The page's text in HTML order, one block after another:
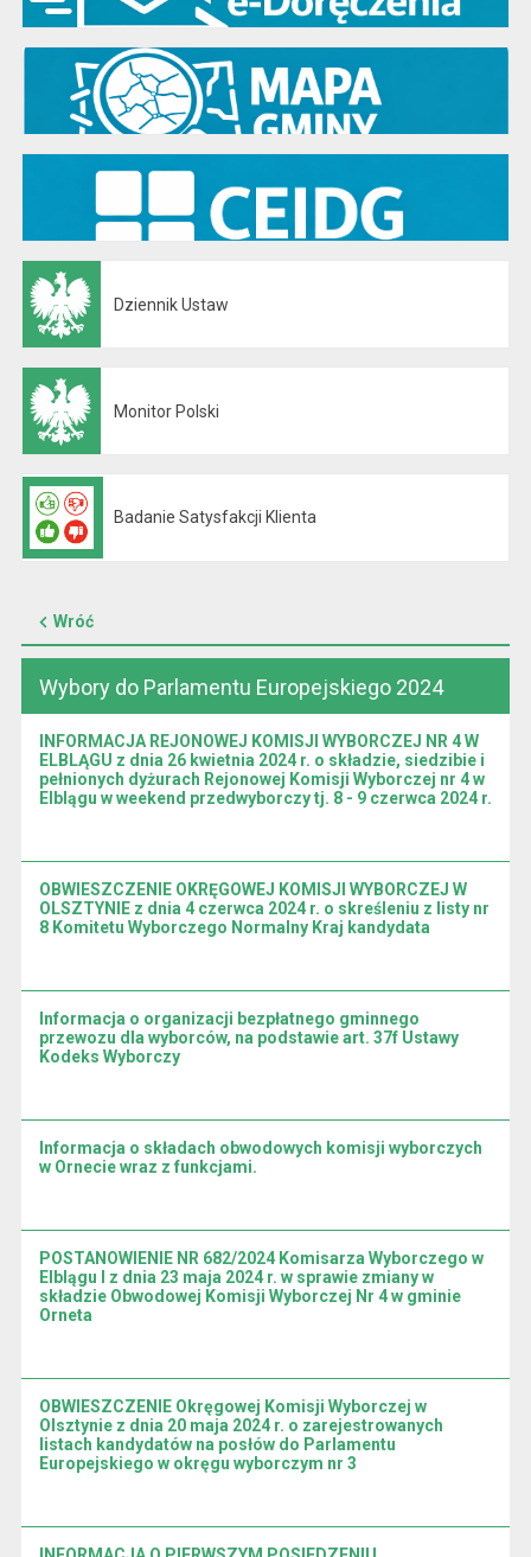
Dziennik Ustaw
Monitor Polski
Badanie Satysfakcji Klienta
Wróć
Wybory do Parlamentu Europejskiego 2024
INFORMACJA REJONOWEJ KOMISJI WYBORCZEJ NR 4 W
ELBLĄGU z dnia 26 kwietnia 2024 r. o składzie, siedzibie i
pełnionych dyżurach Rejonowej Komisji Wyborczej nr 4 w
Elblągu w weekend przedwyborczy tj. 8 - 9 czerwca 2024 r.
OBWIESZCZENIE OKRĘGOWEJ KOMISJI WYBORCZEJ W
OLSZTYNIE z dnia 4 czerwca 2024 r. o skreśleniu z listy nr
8 Komitetu Wyborczego Normalny Kraj kandydata
Informacja o organizacji bezpłatnego gminnego
przewozu dla wyborców, na podstawie art. 37f Ustawy
Kodeks Wyborczy
Informacja o składach obwodowych komisji wyborczych
w Ornecie wraz z funkcjami.
POSTANOWIENIE NR 682/2024 Komisarza Wyborczego w
Elblągu I z dnia 23 maja 2024 r. w sprawie zmiany w
składzie Obwodowej Komisji Wyborczej Nr 4 w gminie
Orneta
OBWIESZCZENIE Okręgowej Komisji Wyborczej w
Olsztynie z dnia 20 maja 2024 r. o zarejestrowanych
listach kandydatów na posłów do Parlamentu
Europejskiego w okręgu wyborczym nr 3